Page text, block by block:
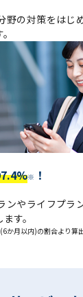
野の対策をはじ
※ ！
ンやライフプラ
す。
か月以内)の割合より算